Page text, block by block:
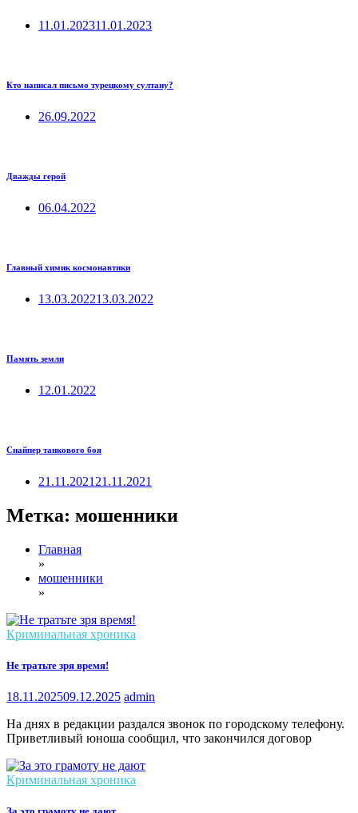
11.01.202311.01.2023
Кто написал письмо турецкому султану?
26.09.2022
Дважды герой
06.04.2022
Главный химик космонавтики
13.03.202213.03.2022
Память земли
12.01.2022
Снайпер танкового боя
21.11.2021 21.11.2021
Метка: мошенники
Главная
»
мошенники
»
Криминальная хроника
Не тратьте зря время!
18.11.202509.12.2025 admin
На днях в редакции раздался звонок по городскому телефону.
Приветливый юноша сообщил, что закончился договор
Криминальная хроника